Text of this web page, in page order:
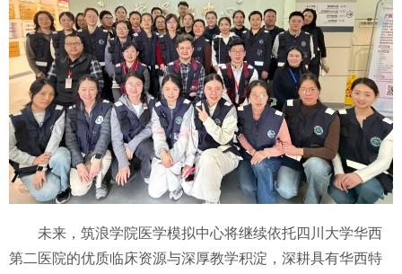
未来，筑浪学院医学模拟中心将继续依托四川大学华西
第二医院的优质临床资源与深厚教学积淀，深耕具有华西特